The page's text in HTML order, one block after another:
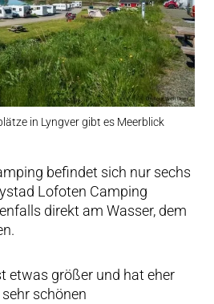
in Lyngver gibt es Meerblick
befindet sich nur sechs
Lofoten Camping
direkt am Wasser, dem
etwas größer und hat eher
schönen